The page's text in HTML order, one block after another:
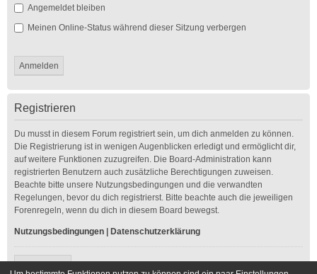
Angemeldet bleiben
Meinen Online-Status während dieser Sitzung verbergen
Registrieren
Du musst in diesem Forum registriert sein, um dich anmelden zu können.
Die Registrierung ist in wenigen Augenblicken erledigt und ermöglicht dir,
auf weitere Funktionen zuzugreifen. Die Board-Administration kann
registrierten Benutzern auch zusätzliche Berechtigungen zuweisen.
Beachte bitte unsere Nutzungsbedingungen und die verwandten
Regelungen, bevor du dich registrierst. Bitte beachte auch die jeweiligen
Forenregeln, wenn du dich in diesem Board bewegst.
Nutzungsbedingungen Datenschutzerklärung